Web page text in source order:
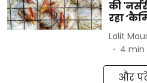
की
रहा
Lalit
4 min
और